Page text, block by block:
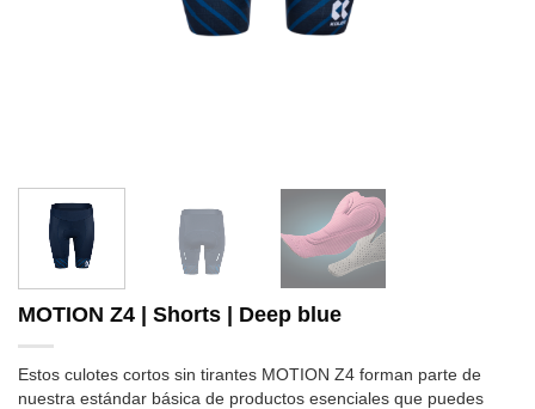
MOTION Z4 | Shorts | Deep blue
Estos culotes cortos sin tirantes MOTION Z4 forman parte de
nuestra estándar básica de productos esenciales que puedes